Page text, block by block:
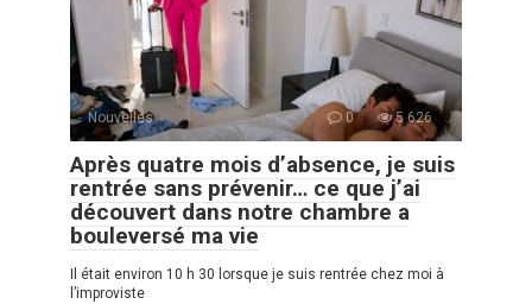
Nouvelles 0 5 626
Après quatre mois d’absence, je suis
rentrée sans prévenir… ce que j’ai
découvert dans notre chambre a
bouleversé ma vie
Il était environ 10 h 30 lorsque je suis rentrée chez moi à
l’improviste